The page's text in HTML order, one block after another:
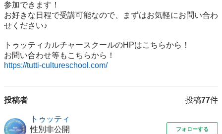
参加できます！
お好きな日程で受講可能なので、まずはお気軽にお問い合わ
せください♪
トゥッティカルチャースクールのHPはこちらから！
https://tutti-cultureschool.com/
投稿者 投稿77件
トゥッティ
性別非公開
フォローする